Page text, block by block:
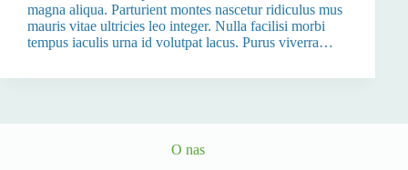
magna aliqua. Parturient montes nascetur ridiculus mus
mauris vitae ultricies leo integer. Nulla facilisi morbi
tempus iaculis urna id volutpat lacus. Purus viverra…
O nas